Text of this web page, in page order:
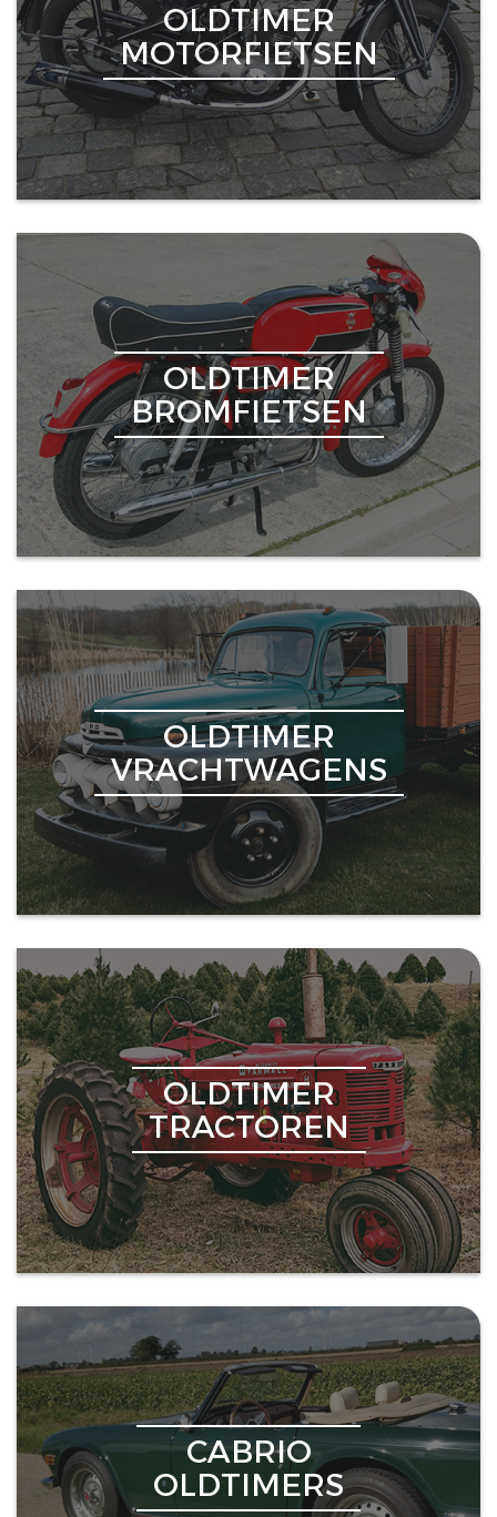
OLDTIMER
MOTORFIETSEN
OLDTIMER
BROMFIETSEN
OLDTIMER
VRACHTWAGENS
OLDTIMER
TRACTOREN
CABRIO
OLDTIMERS